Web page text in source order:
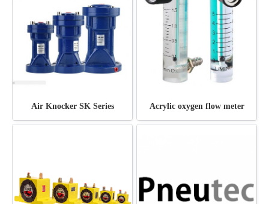
Air Knocker SK Series Acrylic oxygen flow meter